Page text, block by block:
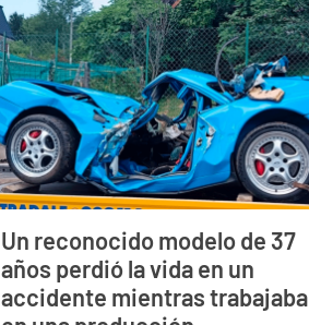
Un reconocido modelo de 37
años perdió la vida en un
accidente mientras trabajaba